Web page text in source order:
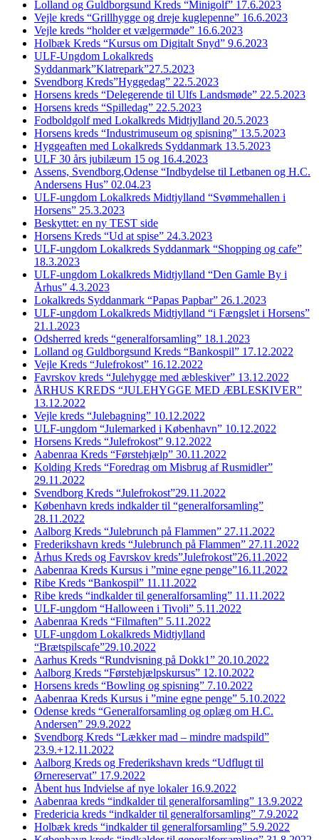
Lolland og Guldborgsund Kreds “Minigolf” 17.6.2023
Vejle kreds “Grillhygge og dreje kuglepenne” 16.6.2023
Vejle kreds “holder et vælgermøde” 16.6.2023
Holbæk Kreds “Kursus om Digitalt Snyd” 9.6.2023
ULF-Ungdom Lokalkreds
Syddanmark”Klatrepark”27.5.2023
Svendborg Kreds”Hyggedag” 22.5.2023
Horsens kreds “Delegerende til Ulfs Landsmøde” 22.5.2023
Horsens kreds “Spilledag” 22.5.2023
Fodboldgolf med Lokalkreds Midtjylland 20.5.2023
Horsens kreds “Industrimuseum og spisning” 13.5.2023
Hyggeaften med Lokalkreds Syddanmark 13.5.2023
ULF 30 års jubilæum 15 og 16.4.2023
Assens, Svendborg,Odense “Indbydelse til Letbanen og H.C.
Andersens Hus” 02.04.23
ULF-ungdom Lokalkreds Midtjylland “Svømmehallen i
Horsens” 25.3.2023
Beskyttet: en ny TEST side
Horsens Kreds “Ud at spise” 24.3.2023
ULF-ungdom Lokalkreds Syddanmark “Shopping og cafe”
18.3.2023
ULF-ungdom Lokalkreds Midtjylland “Den Gamle By i
Århus” 4.3.2023
Lokalkreds Syddanmark “Papas Papbar” 26.1.2023
ULF-ungdom Lokalkreds Midtjylland “i Fængslet i Horsens”
21.1.2023
Odsherred kreds “generalforsamling” 18.1.2023
Lolland og Guldborgsund Kreds “Bankospil” 17.12.2022
Vejle Kreds “Julefrokost” 16.12.2022
Favrskov kreds “Julehygge med æbleskiver” 13.12.2022
ÅRHUS KREDS “JULEHYGGE MED ÆBLESKIVER”
13.12.2022
Vejle kreds “Julebagning” 10.12.2022
ULF-ungdom “Julemarked i København” 10.12.2022
Horsens Kreds “Julefrokost” 9.12.2022
Aabenraa Kreds “Førstehjælp” 30.11.2022
Kolding Kreds “Foredrag om Misbrug af Rusmidler”
29.11.2022
Svendborg Kreds “Julefrokost”29.11.2022
København kreds indkalder til “generalforsamling”
28.11.2022
Aalborg Kreds “Julebrunch på Flammen” 27.11.2022
Frederikshavn kreds “Julebrunch på Flammen” 27.11.2022
Århus Kreds og Favrskov kreds”Julefrokost”26.11.2022
Aabenraa Kreds Kursus i ”mine egne penge”16.11.2022
Ribe Kreds “Bankospil” 11.11.2022
Ribe kreds “indkalder til generalforsamling” 11.11.2022
ULF-ungdom “Halloween i Tivoli” 5.11.2022
Aabenraa Kreds “Filmaften” 5.11.2022
ULF-ungdom Lokalkreds Midtjylland
“Brætspilscafe”29.10.2022
Aarhus Kreds “Rundvisning på Dokk1” 20.10.2022
Aalborg Kreds “Førstehjælpskursus” 12.10.2022
Horsens kreds “Bowling og spisning” 7.10.2022
Aabenraa Kreds Kursus i ”mine egne penge” 5.10.2022
Odense kreds “Generalforsamling og oplæg om H.C.
Andersen” 29.9.2022
Svendborg Kreds “Lækker mad – mindre madspild”
23.9.+12.11.2022
Aalborg Kreds og Frederikshavn kreds “Udflugt til
Ørnereservat” 17.9.2022
Åbent hus Indvielse af nye lokaler 16.9.2022
Aabenraa kreds “indkalder til generalforsamling” 13.9.2022
Fredericia kreds “indkalder til generalforsamling” 7.9.2022
Holbæk kreds “indkalder til generalforsamling” 5.9.2022